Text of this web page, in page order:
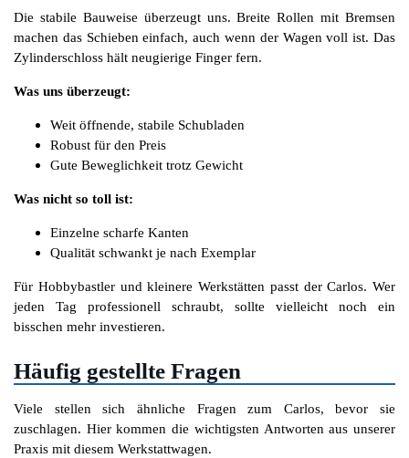
Die stabile Bauweise überzeugt uns. Breite Rollen mit Bremsen
machen das Schieben einfach, auch wenn der Wagen voll ist. Das
Zylinderschloss hält neugierige Finger fern.
Was uns überzeugt:
Weit öffnende, stabile Schubladen
Robust für den Preis
Gute Beweglichkeit trotz Gewicht
Was nicht so toll ist:
Einzelne scharfe Kanten
Qualität schwankt je nach Exemplar
Für Hobbybastler und kleinere Werkstätten passt der Carlos. Wer
jeden Tag professionell schraubt, sollte vielleicht noch ein
bisschen mehr investieren.
Häufig gestellte Fragen
Viele stellen sich ähnliche Fragen zum Carlos, bevor sie
zuschlagen. Hier kommen die wichtigsten Antworten aus unserer
Praxis mit diesem Werkstattwagen.